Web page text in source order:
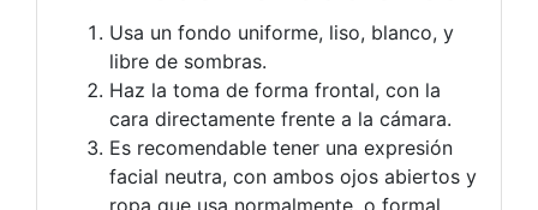
Usa un fondo uniforme, liso, blanco, y
libre de sombras.
Haz la toma de forma frontal, con la
cara directamente frente a la cámara.
Es recomendable tener una expresión
facial neutra, con ambos ojos abiertos y
ropa que usa normalmente, o formal